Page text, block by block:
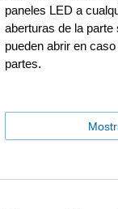
paneles LED a
aberturas de la parte
pueden abrir en
partes.